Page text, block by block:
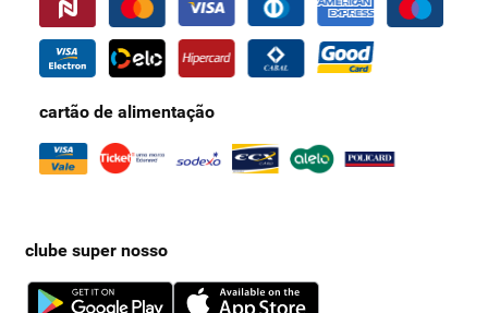
cartão de alimentação
clube super nosso